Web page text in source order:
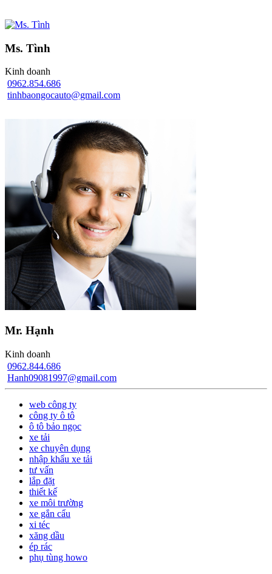
Ms. Tình
Kinh doanh
0962.854.686
tinhbaongocauto@gmail.com
Mr. Hạnh
Kinh doanh
0962.844.686
Hanh09081997@gmail.com
web công ty
công ty ô tô
ô tô bảo ngọc
xe tải
xe chuyên dụng
nhập khẩu xe tải
tư vấn
lắp đặt
thiết kế
xe môi trường
xe gắn cẩu
xi téc
xăng dầu
ép rác
phụ tùng howo